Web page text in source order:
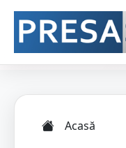
Acasă